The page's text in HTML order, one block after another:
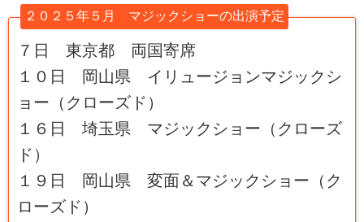
２０２５年５月 マジックショーの出演予定
７日 東京都 両国寄席
１０日 岡山県 イリュージョンマジックシ
ョー（クローズド）
１６日 埼玉県 マジックショー（クローズ
ド）
１９日 岡山県 変面＆マジックショー（ク
ローズド）